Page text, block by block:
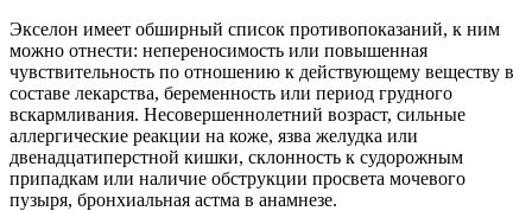
Экселон имеет обширный список противопоказаний, к ним
можно отнести: непереносимость или повышенная
чувствительность по отношению к действующему веществу в
составе лекарства, беременность или период грудного
вскармливания. Несовершеннолетний возраст, сильные
аллергические реакции на коже, язва желудка или
двенадцатиперстной кишки, склонность к судорожным
припадкам или наличие обструкции просвета мочевого
пузыря, бронхиальная астма в анамнезе.